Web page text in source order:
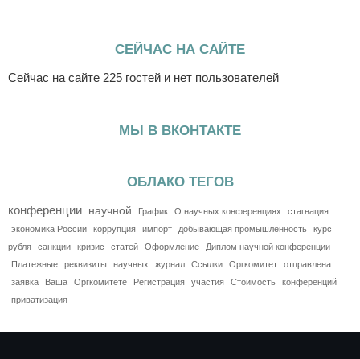
СЕЙЧАС НА САЙТЕ
Сейчас на сайте 225 гостей и нет пользователей
МЫ В ВКОНТАКТЕ
ОБЛАКО ТЕГОВ
конференции научной График О научных конференциях
стагнация
экономика России
коррупция импорт добывающая промышленность
курс
рубля
санкции кризис статей Оформление
Диплом научной конференции
Платежные
реквизиты научных журнал Ссылки Оргкомитет
отправлена
заявка
Ваша Оргкомитете Регистрация участия Стоимость
конференций
приватизация